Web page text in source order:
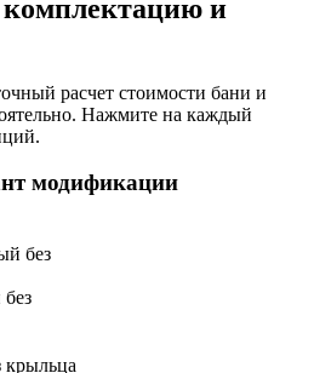
комплектацию и
расчет стоимости бани и
Нажмите на каждый
модификации